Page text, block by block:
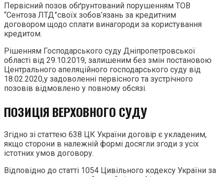
Первісний позов обґрунтований порушенням ТОВ
“Сентоза ЛТД”своїх зобов’язань за кредитним
договором щодо сплати винагороди за користування
кредитом.
Рішенням Господарського суду Дніпропетровської
області від 29.10.2019, залишеним без змін постановою
Центрального апеляційного господарського суду від
18.02.2020,у задоволенні первісного та зустрічного
позовів відмовлено у повному обсязі.
ПОЗИЦІЯ ВЕРХОВНОГО СУДУ
Згідно зі статтею 638 ЦК України договір є укладеним,
якщо сторони в належній формі досягли згоди з усіх
істотних умов договору.
Відповідно до статті 1054 Цивільного кодексу України за